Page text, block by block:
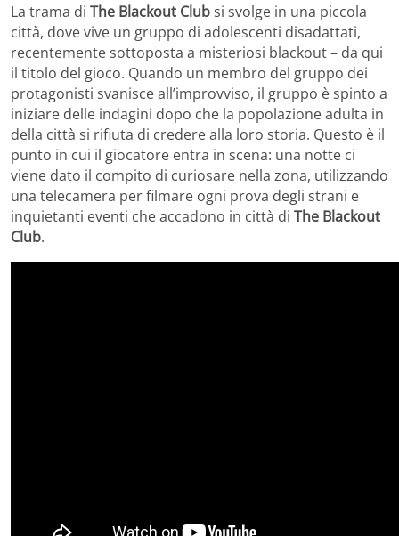
La trama di The Blackout Clubsi svolge in una piccola
città, dove vive un gruppo di adolescenti disadattati,
recentemente sottoposta a misteriosi blackout – da qui
il titolo del gioco. Quando un membro del gruppo dei
protagonisti svanisce all’improvviso, il gruppo è spinto a
iniziare delle indagini dopo che la popolazione adulta in
della città si rifiuta di credere alla loro storia. Questo è il
punto in cui il giocatore entra in scena: una notte ci
viene dato il compito di curiosare nella zona, utilizzando
una telecamera per filmare ogni prova degli strani e
inquietanti eventi che accadono in città di The Blackout
Club.